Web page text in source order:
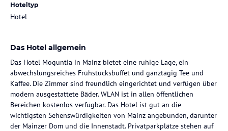
Hoteltyp
Hotel
Das Hotel allgemein
Das Hotel Moguntia in Mainz bietet eine ruhige Lage, ein
abwechslungsreiches Frühstücksbuffet und ganztägig Tee und
Kaffee. Die Zimmer sind freundlich eingerichtet und verfügen über
modern ausgestattete Bäder. WLAN ist in allen öffentlichen
Bereichen kostenlos verfügbar. Das Hotel ist gut an die
wichtigsten Sehenswürdigkeiten von Mainz angebunden, darunter
der Mainzer Dom und die Innenstadt. Privatparkplätze stehen auf